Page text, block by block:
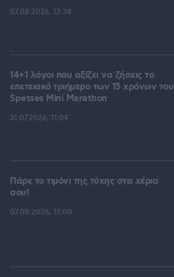
07.08.2026, 12:38
14+1 λόγοι που αξίζει να ζήσεις το
επετειακό τριήμερο των 15 χρόνων του
Spetses Mini Marathon
31.07.2026, 11:04
Πάρε το τιμόνι της τύχης στα χέρια
σου!
07.08.2026, 15:00